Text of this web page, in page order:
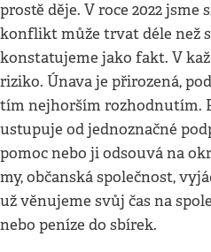
prostě děje. V roce 2022 jsme
konflikt může trvat déle než
konstatujeme jako fakt. V
riziko. Únava je přirozená,
tím nejhorším rozhodnutím.
ustupuje od jednoznačné
pomoc nebo ji odsouvá na
my, občanská společnost,
už věnujeme svůj čas na
nebo peníze do sbírek.